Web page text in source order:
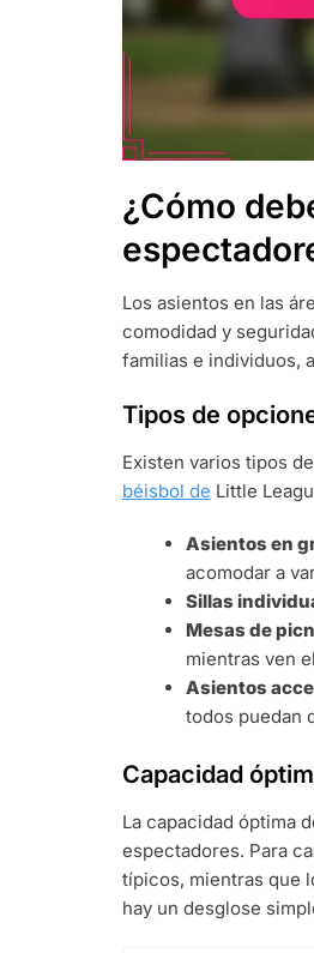
¿Cómo
Los asientos en las
comodidad y
familias e individuos,
Tipos de
Existen varios tipos
béisbol de Little
Asientos en
acomodar a
Sillas
Mesas de
mientras ven
Asientos
todos puedan
Capacidad
La capacidad óptima
espectadores. Para
típicos, mientras que
hay un desglose